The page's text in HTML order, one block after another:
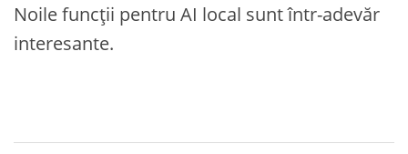
Noile funcții pentru AI local sunt într-adevăr
interesante.